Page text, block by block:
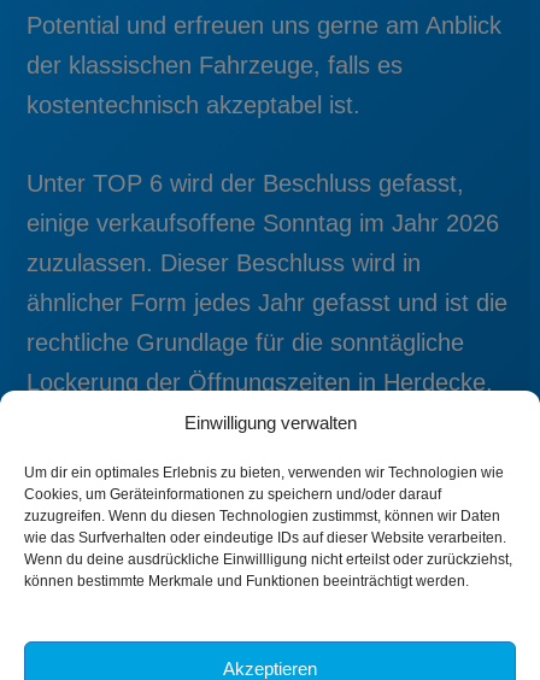
Einwilligung verwalten
Um dir ein optimales Erlebnis zu bieten, verwenden wir Technologien wie
Cookies, um Geräteinformationen zu speichern und/oder darauf
zuzugreifen. Wenn du diesen Technologien zustimmst, können wir Daten
wie das Surfverhalten oder eindeutige IDs auf dieser Website verarbeiten.
Wenn du deine ausdrückliche Einwillligung nicht erteilst oder zurückziehst,
können bestimmte Merkmale und Funktionen beeinträchtigt werden.
Akzeptieren
Potential und erfreuen uns gerne am Anblick
der klassischen Fahrzeuge, falls es
kostentechnisch akzeptabel ist.
Unter TOP 6 wird der Beschluss gefasst,
einige verkaufsoffene Sonntag im Jahr 2026
zuzulassen. Dieser Beschluss wird in
ähnlicher Form jedes Jahr gefasst und ist die
rechtliche Grundlage für die sonntägliche
Lockerung der Öffnungszeiten in Herdecke.
Viele Grüße
Oliver Haarmann
(Vorsitzender AfD-Fraktion Herdecke)